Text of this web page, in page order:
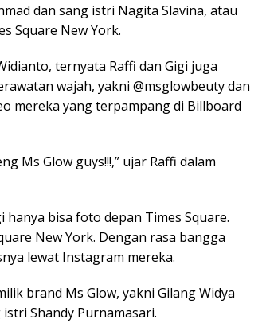
dan sang istri Nagita Slavina, atau
Square New York.
ternyata Raffi dan Gigi juga
wajah, yakni @msglowbeuty dan
mereka yang terpampang di Billboard
Ms Glow guys!!!,” ujar Raffi dalam
bisa foto depan Times Square.
New York. Dengan rasa bangga
lewat Instagram mereka.
brand Ms Glow, yakni Gilang Widya
Shandy Purnamasari.